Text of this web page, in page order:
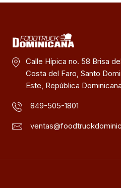
Calle Hípica no. 58 Brisa
Costa del Faro, Santo
Este, República Dominicana
849-505-1801